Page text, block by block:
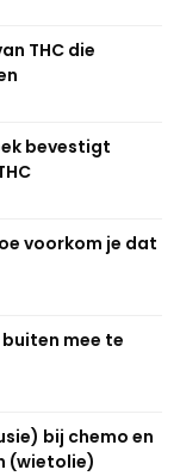
THC die
bevestigt
voorkom je dat
mee te
bij chemo en
(wietolie)